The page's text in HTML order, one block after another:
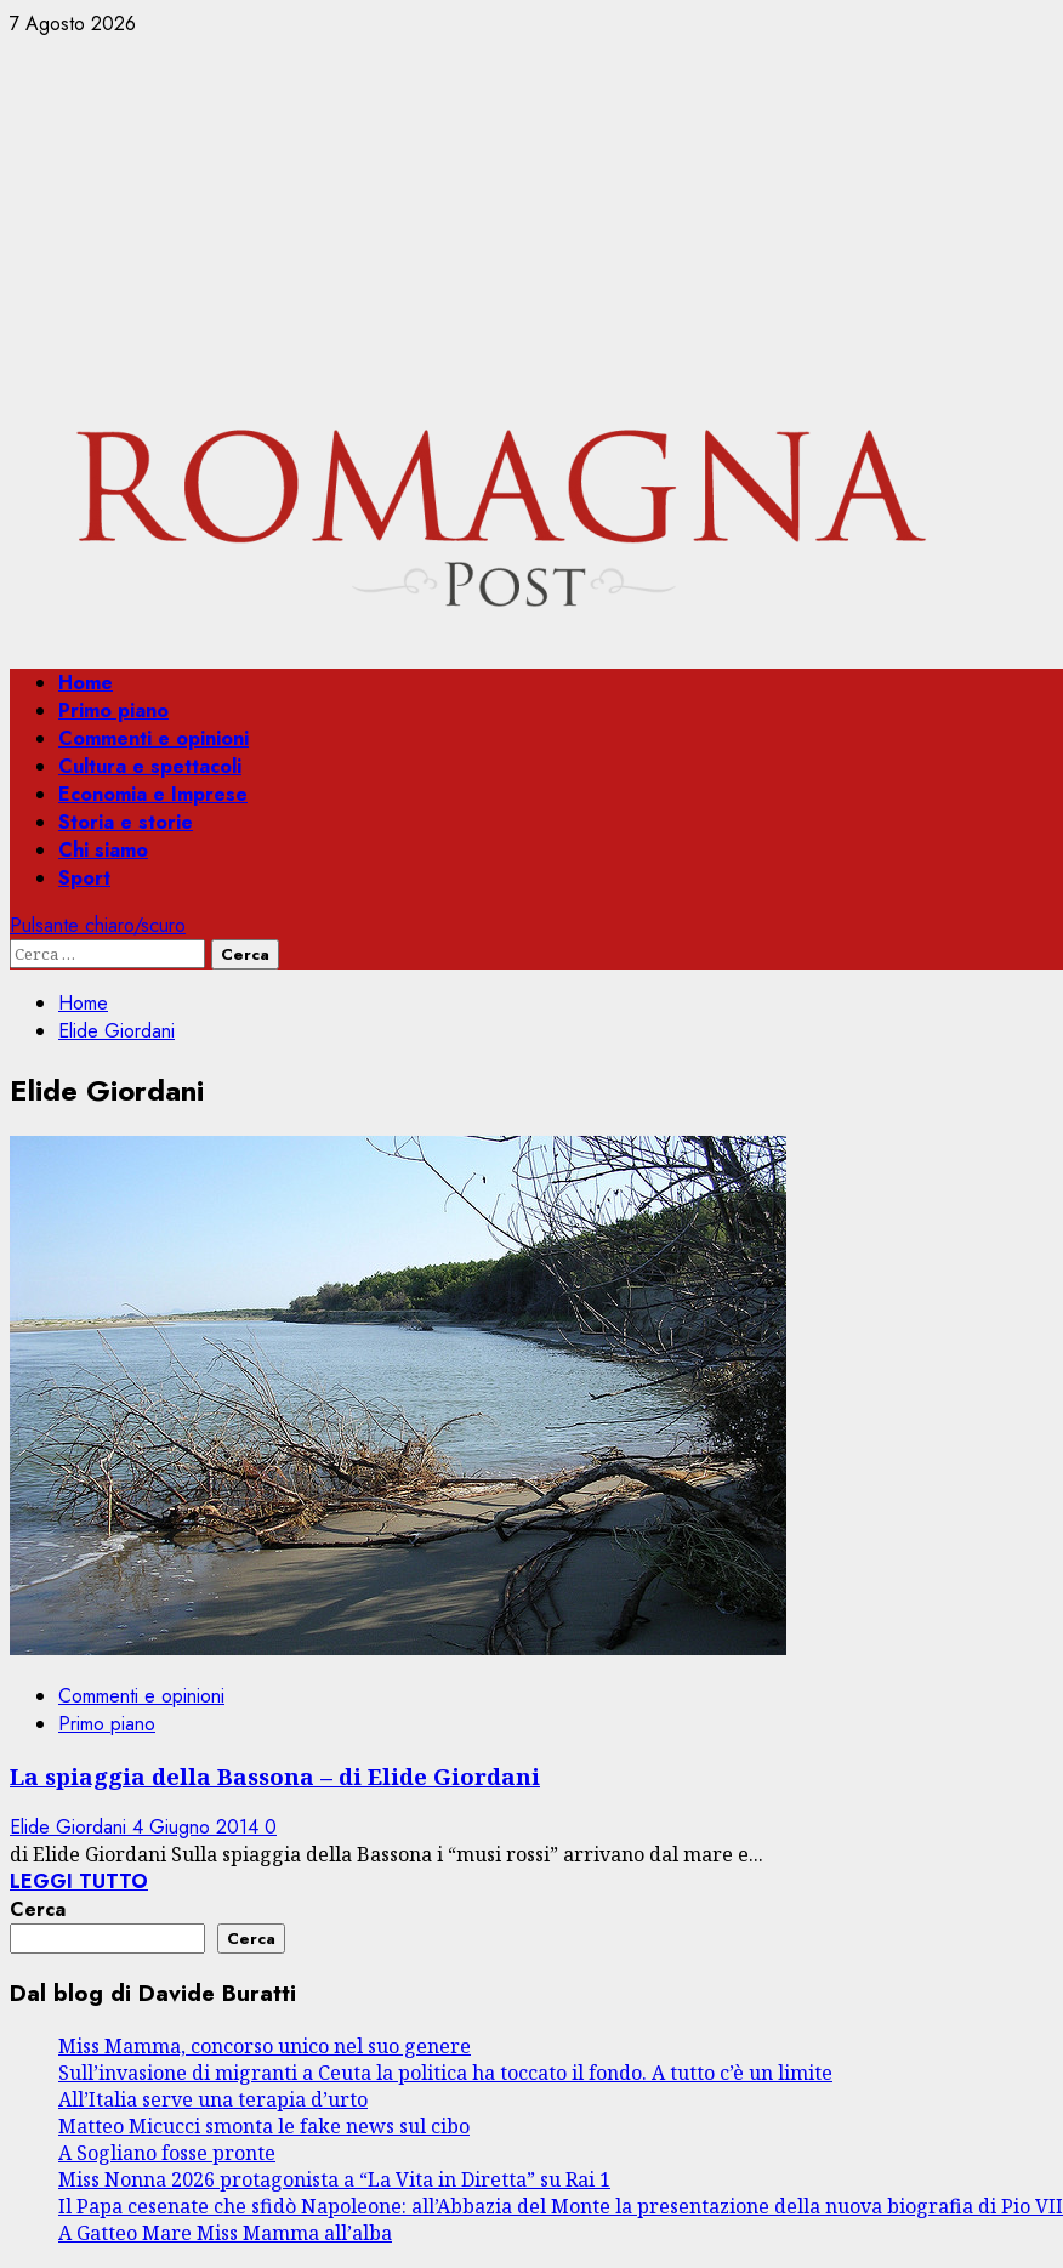
Vai
7 Agosto 2026
Menu
principale
Home
Primo piano
Commenti e opinioni
Cultura e spettacoli
Economia e Imprese
Storia e storie
Chi siamo
Sport
Pulsante chiaro/scuro
Ricerca
Home
Elide Giordani
Elide Giordani
Commenti e opinioni
Primo piano
La spiaggia della Bassona – di Elide Giordani
Elide Giordani 4 Giugno 2014 0
di Elide Giordani Sulla spiaggia della Bassona i “musi rossi” arrivano dal mare e...
LEGGI TUTTO
Cerca
Cerca
Dal blog di Davide Buratti
Miss Mamma, concorso unico nel suo genere
Sull’invasione di migranti a Ceuta la politica ha toccato il fondo. A tutto c’è un limite
All’Italia serve una terapia d’urto
Matteo Micucci smonta le fake news sul cibo
A Sogliano fosse pronte
Miss Nonna 2026 protagonista a “La Vita in Diretta” su Rai 1
Il Papa cesenate che sfidò Napoleone: all’Abbazia del Monte la presentazione della nuova biografia di Pio VII
A Gatteo Mare Miss Mamma all’alba